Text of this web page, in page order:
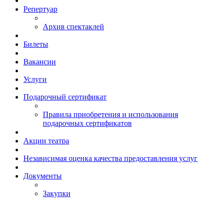
Репертуар
Архив спектаклей
Билеты
Вакансии
Услуги
Подарочный сертификат
Правила приобретения и использования
подарочных сертификатов
Акции театра
Независимая оценка качества предоставления услуг
Документы
Закупки